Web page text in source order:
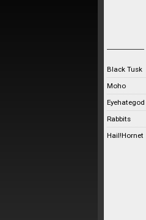
Black Tusk
Moho
Eyehategod
Rabbits
Hail!Hornet